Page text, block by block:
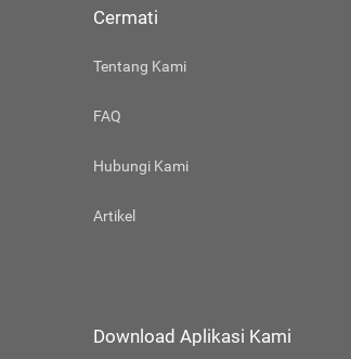
Cermati
Tentang Kami
FAQ
Hubungi Kami
Artikel
Download Aplikasi Kami